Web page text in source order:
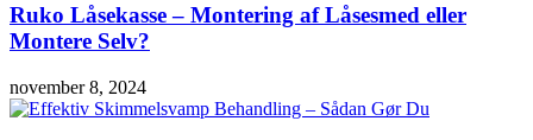
Ruko Låsekasse – Montering af Låsesmed eller
Montere Selv?
november 8, 2024